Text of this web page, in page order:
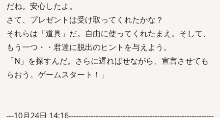
だね。安心したよ。
さて、プレゼントは受け取ってくれたかな？
それらは「道具」だ。自由に使ってくれたまえ。そして、
もう一つ・・君達に脱出のヒントを与えよう。
「N」を探すんだ。さらに遅ればせながら、宣言させても
らおう。ゲームスタート！」
---10月24日 14:16-----------------------------------------------------------